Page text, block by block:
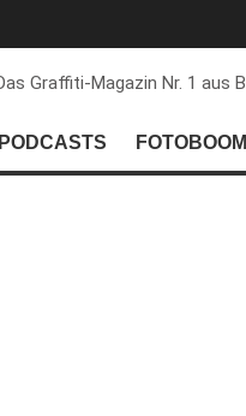
PODCASTS FOTOBOOM